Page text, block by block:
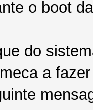
o boot
do
a